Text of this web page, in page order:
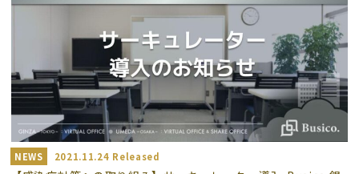
NEWS 2021.11.24 Released